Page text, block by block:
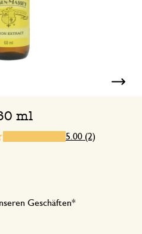
ml
5.00 (2)
Geschäften*
lecker @@